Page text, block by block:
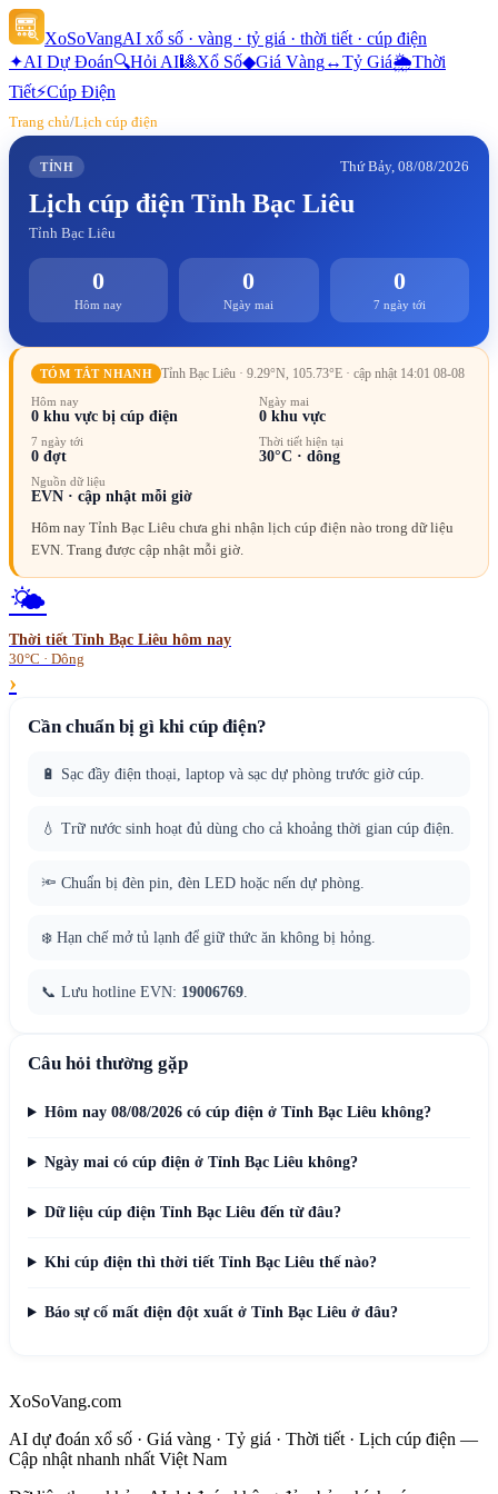
XoSoVangAI xổ số · vàng · tỷ giá · thời tiết · cúp điện
✦AI Dự Đoán🔍Hỏi AI🎱Xổ Số◆Giá Vàng↔Tỷ Giá🌦Thời
Tiết⚡Cúp Điện
Trang chủ/Lịch cúp điện
TỈNH Thứ Bảy, 08/08/2026
Lịch cúp điện Tỉnh Bạc Liêu
Tỉnh Bạc Liêu
0
Hôm nay
0
Ngày mai
0
7 ngày tới
TÓM TẮT NHANH Tỉnh Bạc Liêu · 9.29°N, 105.73°E · cập nhật 14:01 08-08
Hôm nay
0 khu vực bị cúp điện
Ngày mai
0khu vực
7 ngày tới
0 đợt
Thời tiết hiện tại
30°C · dông
Nguồn dữ liệu
EVN · cập nhật mỗi giờ
Hôm nay Tỉnh Bạc Liêu chưa ghi nhận lịch cúp điện nào trong dữ liệu
EVN. Trang được cập nhật mỗi giờ.
🌤️
Thời tiết Tỉnh Bạc Liêu hôm nay
30°C · Dông
›
Cần chuẩn bị gì khi cúp điện?
🔋 Sạc đầy điện thoại, laptop và sạc dự phòng trước giờ cúp.
💧 Trữ nước sinh hoạt đủ dùng cho cả khoảng thời gian cúp điện.
🔦 Chuẩn bị đèn pin, đèn LED hoặc nến dự phòng.
❄️ Hạn chế mở tủ lạnh để giữ thức ăn không bị hỏng.
📞 Lưu hotline EVN: 19006769.
Câu hỏi thường gặp
Hôm nay 08/08/2026 có cúp điện ở Tỉnh Bạc Liêu không?
Ngày mai có cúp điện ở Tỉnh Bạc Liêu không?
Dữ liệu cúp điện Tỉnh Bạc Liêu đến từ đâu?
Khi cúp điện thì thời tiết Tỉnh Bạc Liêu thế nào?
Báo sự cố mất điện đột xuất ở Tỉnh Bạc Liêu ở đâu?
XoSoVang.com
AI dự đoán xổ số · Giá vàng · Tỷ giá · Thời tiết · Lịch cúp điện —
Cập nhật nhanh nhất Việt Nam